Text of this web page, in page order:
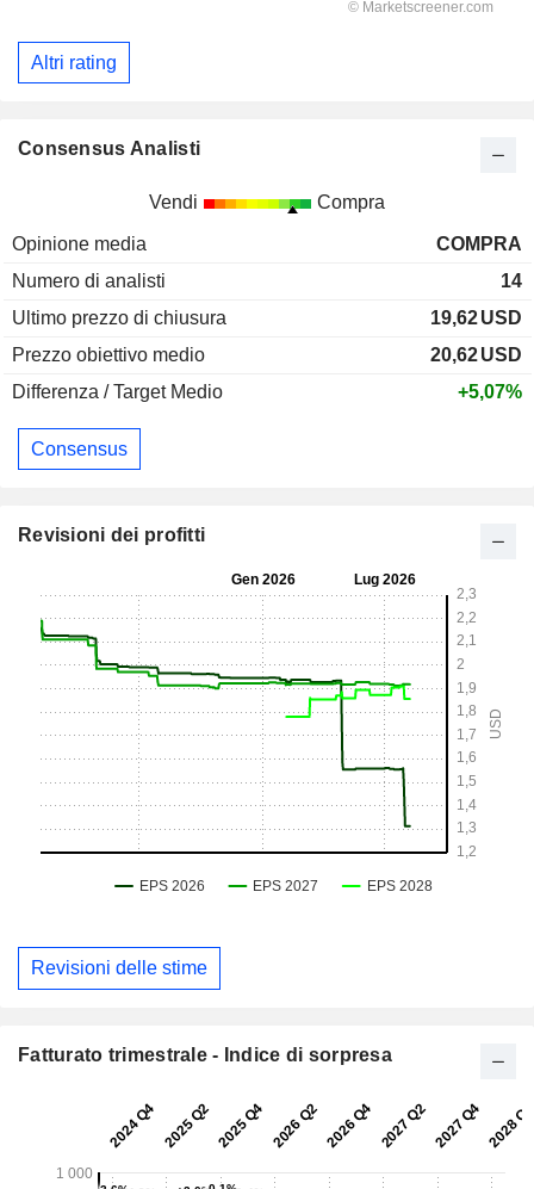
Altri rating
Consensus Analisti
Vendi Compra
Opinione media
COMPRA
Numero di analisti
14
Ultimo prezzo di chiusura
19,62USD
Prezzo obiettivo medio
20,62USD
Differenza / Target Medio
+5,07%
Consensus
Revisioni dei profitti
Revisioni delle stime
Fatturato trimestrale - Indice di sorpresa